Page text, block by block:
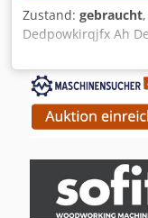
Zustand: gebraucht
Dedpowkirqjfx Ah